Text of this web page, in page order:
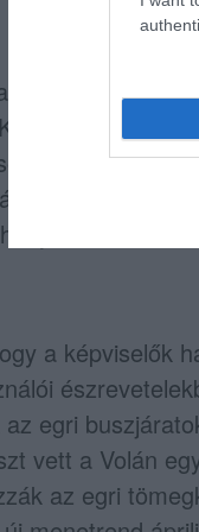
17-es busz
és a
a
kérdezett,
hónapig
a képviselők
egri
vett a Volán
az egri